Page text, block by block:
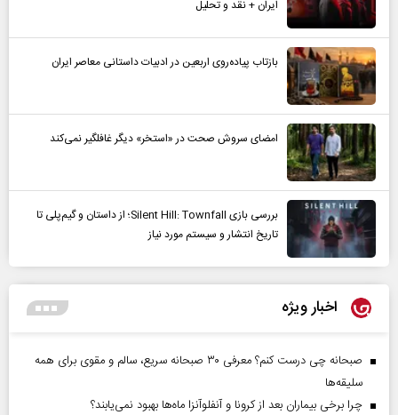
ایران + نقد و تحلیل
بازتاب پیاده‌روی اربعین در ادبیات داستانی معاصر ایران
امضای سروش صحت در «استخر» دیگر غافلگیر نمی‌کند
بررسی بازی Silent Hill: Townfall؛ از داستان و گیم‌پلی تا
تاریخ انتشار و سیستم مورد نیاز
اخبار ویژه
صبحانه چی درست کنم؟ معرفی ۳۰ صبحانه سریع، سالم و مقوی برای همه
سلیقه‌ها
چرا برخی بیماران بعد از کرونا و آنفلوآنزا ماه‌ها بهبود نمی‌یابند؟